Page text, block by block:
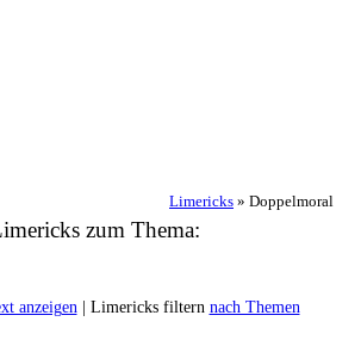
Limericks » Doppelmoral
zum Thema:
anzeigen| Limericks filtern nach Themen